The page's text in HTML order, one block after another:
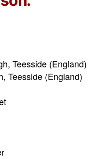
Teesside (England)
Teesside (England)